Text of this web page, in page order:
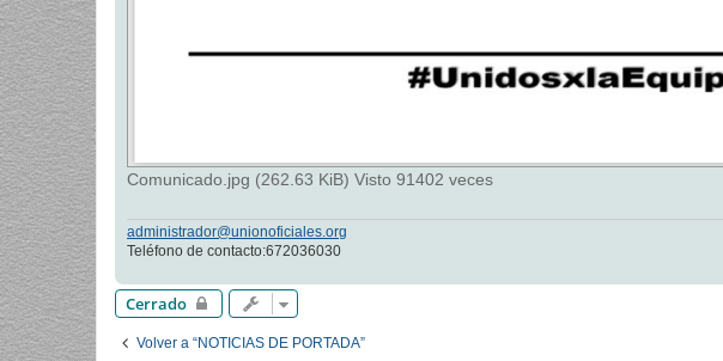
Comunicado.jpg (262.63 KiB) Visto 91402 veces
administrador@unionoficiales.org
Teléfono de contacto:672036030
Cerrado
Volver a “NOTICIAS DE PORTADA”